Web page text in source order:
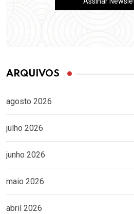
ARQUIVOS
agosto 2026
julho 2026
junho 2026
maio 2026
abril 2026